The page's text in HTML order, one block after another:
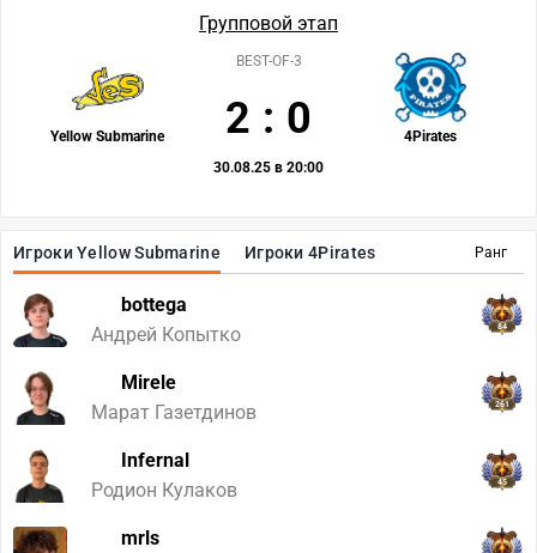
Ранг
Игроки Yellow Submarine Игроки 4Pirates
bottega
Андрей Копытко
84
Mirele
Марат Газетдинов
261
Infernal
Родион Кулаков
45
mrls
Групповой этап
Yellow Submarine 4Pirates
BEST-OF-3
2 : 0
30.08.25 в 20:00